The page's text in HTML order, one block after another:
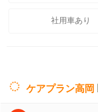
社用車あり
ケアプラン高岡